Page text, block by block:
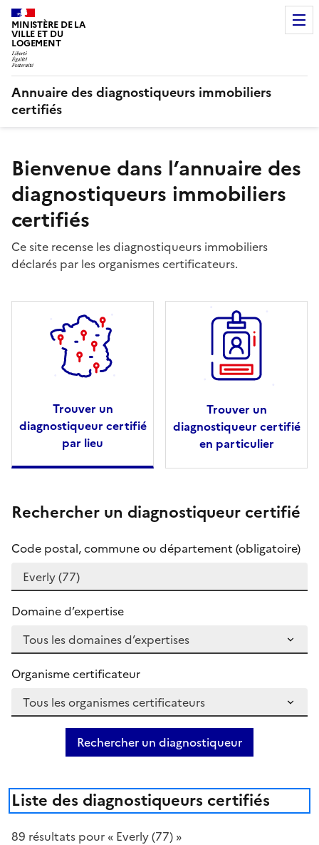
MINISTÈRE DE LA
VILLE ET DU
LOGEMENT
Annuaire des diagnostiqueurs immobiliers
certifiés
Bienvenue dans l’annuaire des
diagnostiqueurs immobiliers
certifiés
Ce site recense les diagnostiqueurs immobiliers
déclarés par les organismes certificateurs.
Trouver un
diagnostiqueur certifié
par lieu
Trouver un
diagnostiqueur certifié
en particulier
Rechercher un diagnostiqueur certifié
Code postal, commune ou département (obligatoire)
Domaine d’expertise
Organisme certificateur
Rechercher un diagnostiqueur
Liste des diagnostiqueurs certifiés
89 résultats pour « Everly (77) »